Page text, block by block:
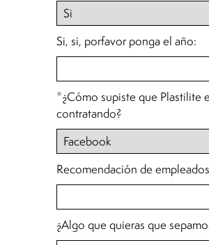
Si, si, porfavor ponga el año:
*¿Cómo supiste que Plastilite
contratando?
Recomendación de empleados
¿Algo que quieras que